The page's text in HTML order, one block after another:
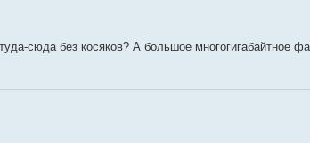
сюда без косяков? А большое многогигабайтное